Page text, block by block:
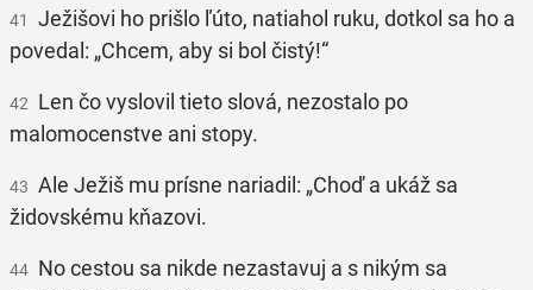
41
Ježišovi ho prišlo ľúto, natiahol ruku, dotkol sa ho a
povedal: „Chcem, aby si bol čistý!“
42 Len čo vyslovil tieto slová, nezostalo po
malomocenstve ani stopy.
43 Ale Ježiš mu prísne nariadil: „Choď a ukáž sa
židovskému kňazovi.
44 No cestou sa nikde nezastavuj a s nikým sa